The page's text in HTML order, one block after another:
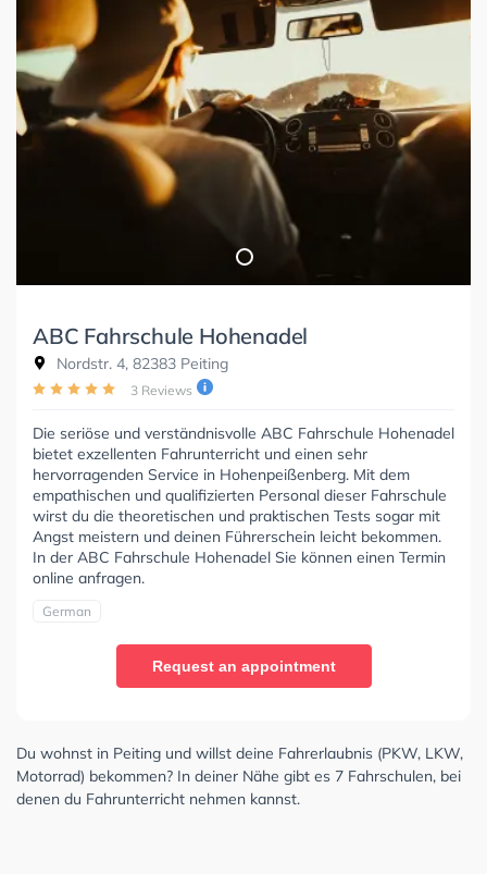
ABC Fahrschule Hohenadel
Nordstr. 4, 82383 Peiting
3 Reviews
Die seriöse und verständnisvolle ABC Fahrschule Hohenadel
bietet exzellenten Fahrunterricht und einen sehr
hervorragenden Service in Hohenpeißenberg. Mit dem
empathischen und qualifizierten Personal dieser Fahrschule
wirst du die theoretischen und praktischen Tests sogar mit
Angst meistern und deinen Führerschein leicht bekommen.
In der ABC Fahrschule Hohenadel Sie können einen Termin
online anfragen.
German
Request an appointment
Du wohnst in Peiting und willst deine Fahrerlaubnis (PKW, LKW,
Motorrad) bekommen? In deiner Nähe gibt es 7 Fahrschulen, bei
denen du Fahrunterricht nehmen kannst.